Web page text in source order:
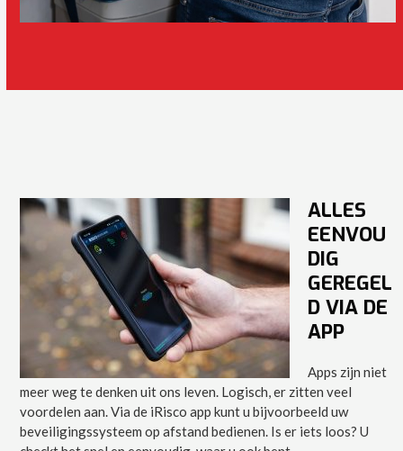
ALLES
EENVOU
DIG
GEREGEL
D VIA DE
APP
Apps zijn niet
meer weg te denken uit ons leven. Logisch, er zitten veel
voordelen aan. Via de iRisco app kunt u bijvoorbeeld uw
beveiligingssysteem op afstand bedienen. Is er iets loos? U